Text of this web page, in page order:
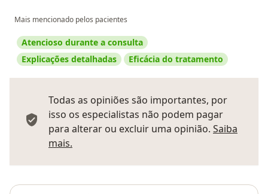
Mais mencionado pelos pacientes
Atencioso durante a consulta
Explicações detalhadas
Eficácia do tratamento
Todas as opiniões são importantes, por
isso os especialistas não podem pagar
para alterar ou excluir uma opinião. Saiba
mais.